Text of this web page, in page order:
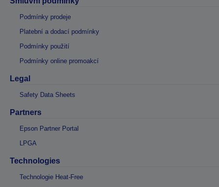
Podmínky prodeje
Platební a dodací podmínky
Podmínky použití
Podmínky online promoakcí
Legal
Safety Data Sheets
Partners
Epson Partner Portal
LPGA
Technologies
Technologie Heat-Free